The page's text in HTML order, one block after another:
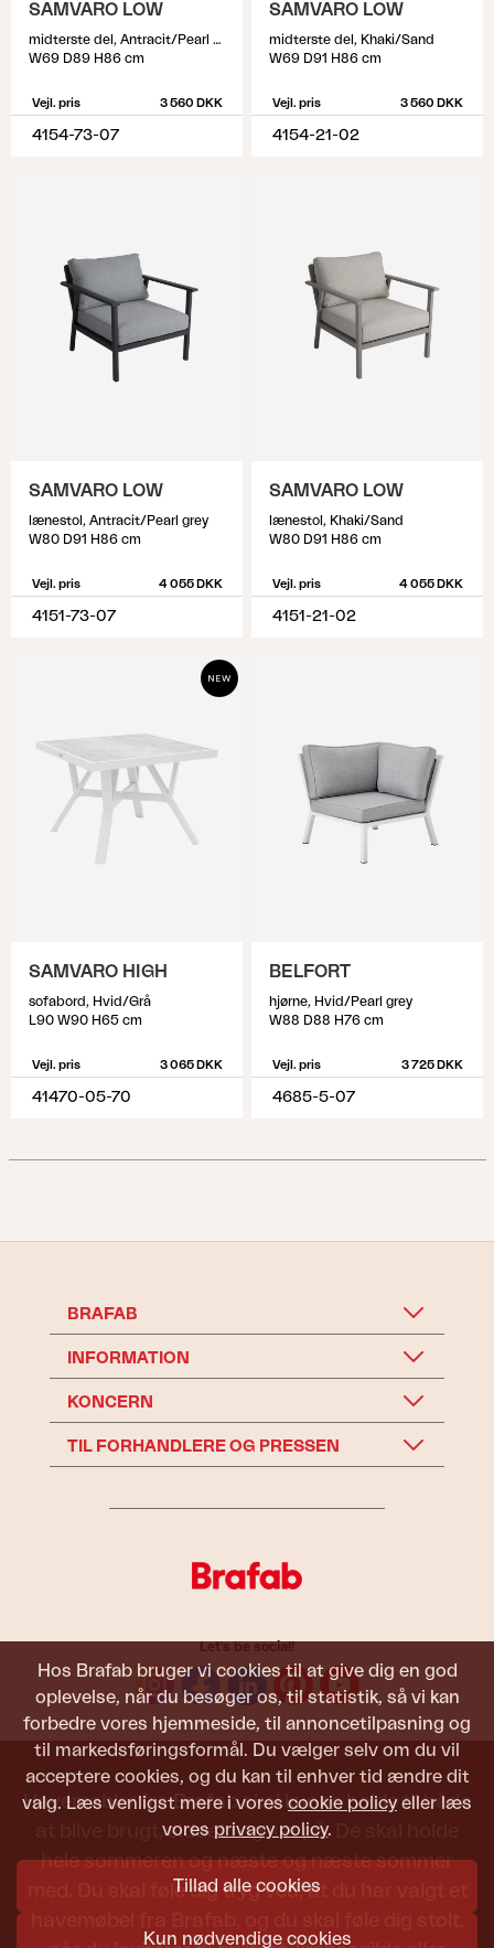
Hos Brafab bruger vi cookies til at give dig en god
oplevelse, når du besøger os, til statistik, så vi kan
forbedre vores hjemmeside, til annoncetilpasning og
til markedsføringsformål. Du vælger selv om du vil
acceptere cookies, og du kan til enhver tid ændre dit
valg. Læs venligst mere i vores cookie policy eller læs
vores privacy policy.
Tillad alle cookies
Kun nødvendige cookies
SAMVARO LOW
midterste del, Antracit/Pearl grey
W69 D89 H86 cm
Vejl. pris 3 560 DKK
4154-73-07
SAMVARO LOW
midterste del, Khaki/Sand
W69 D91 H86 cm
Vejl. pris 3 560 DKK
4154-21-02
SAMVARO LOW
lænestol, Antracit/Pearl grey
W80 D91 H86 cm
Vejl. pris 4 055 DKK
4151-73-07
SAMVARO LOW
lænestol, Khaki/Sand
W80 D91 H86 cm
Vejl. pris 4 055 DKK
4151-21-02
SAMVARO HIGH
sofabord, Hvid/Grå
L90 W90 H65 cm
Vejl. pris 3 065 DKK
41470-05-70
BELFORT
hjørne, Hvid/Pearl grey
W88 D88 H76 cm
Vejl. pris 3 725 DKK
4685-5-07
BRAFAB
INFORMATION
KONCERN
TIL FORHANDLERE OG PRESSEN
Let's be social!
Havemøbler fra Brafab skal kunne holde til både
at blive brugt, siddet i og set på. De skal holde
hele sommeren og næste og næste sommer
med. Du skal føle dig tryg ved, at du har valgt et